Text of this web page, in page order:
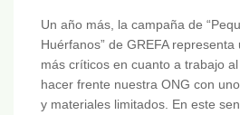
Un año más, la campaña de
Huérfanos” de GREFA
más críticos en cuanto a trabajo
hacer frente nuestra ONG con
y materiales limitados. En este